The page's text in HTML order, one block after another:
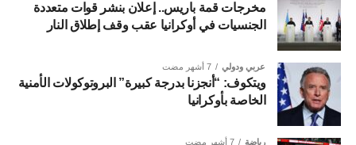
مخرجات قمة باريس.. إعلان بنشر قوات متعددة
الجنسيات في أوكرانيا عقب وقف إطلاق النار
عربي ودولي 7 أشهر مضت
ويتكوف: “أنجزنا بدرجة كبيرة” البروتوكولات الأمنية
الخاصة بأوكرانيا
رياضة 7 أشهر مضت